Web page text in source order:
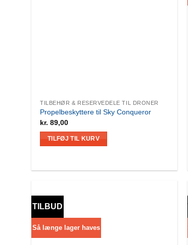
TILBEHØR & RESERVEDELE TIL DRONER
Propelbeskyttere til Sky Conqueror
kr. 89,00
TILFØJ TIL KURV
TILBUD
Så længe lager haves